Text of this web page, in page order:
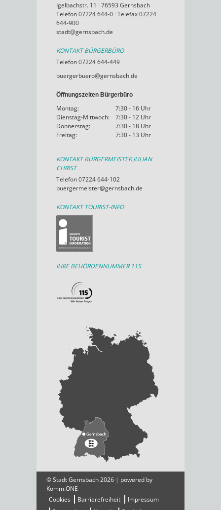
Igelbachstr. 11 · 76593 Gernsbach
Telefon 07224 644-0 · Telefax 07224
644-900
stadt@gernsbach.de
KONTAKT BÜRGERBÜRO
Telefon 07224 644-449
buergerbuero@gernsbach.de
Öffnungszeiten Bürgerbüro
Montag:
7:30 - 16 Uhr
Dienstag-Mittwoch:
7:30 - 12 Uhr
Donnerstag:
7:30 - 18 Uhr
Freitag:
7:30 - 13 Uhr
KONTAKT BÜRGERMEISTER JULIAN
CHRIST
Telefon 07224 644-102
buergermeister@gernsbach.de
KONTAKT TOURIST-INFO
IHRE BEHÖRDENNUMMER 115
© Stadt Gernsbach 2026 | powered by
Komm.ONE
Cookies
Barrierefreiheit
Impressum